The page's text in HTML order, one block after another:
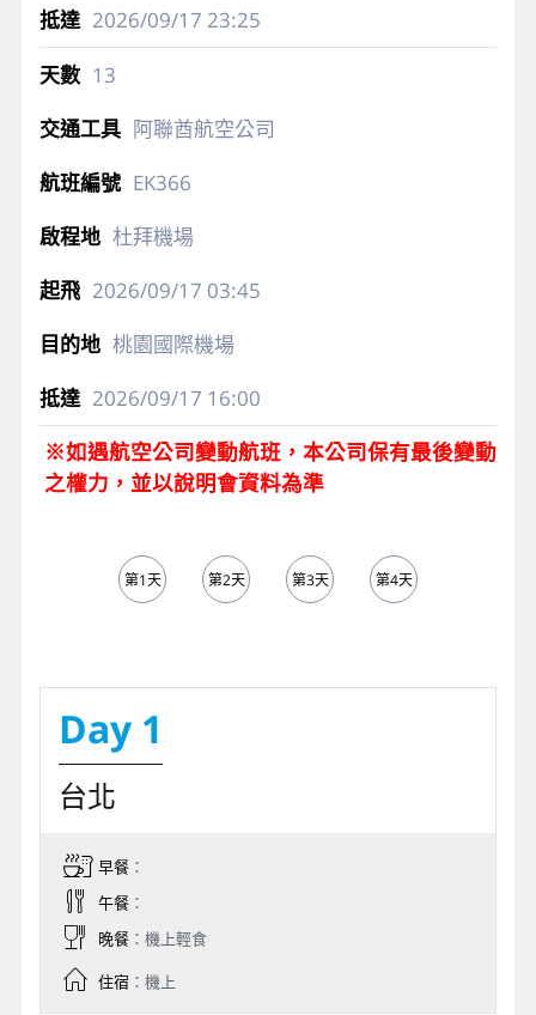
2026/09/17 23:25
13
阿聯酋航空公司
EK366
杜拜機場
2026/09/17 03:45
桃園國際機場
2026/09/17 16:00
※如遇航空公司變動航班，本公司保有最後變動
之權力，並以說明會資料為準
第1天 第2天 第3天 第4天
Day 1
台北
早餐：
午餐：
晚餐：機上輕食
住宿：機上